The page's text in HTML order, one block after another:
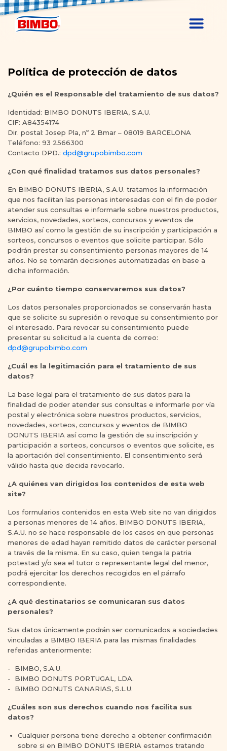
Política de protección de datos
¿Quién es el Responsable del tratamiento de sus datos?
Identidad: BIMBO DONUTS IBERIA, S.A.U.
CIF: A84354174
Dir. postal: Josep Pla, nº 2 Bmar – 08019 BARCELONA
Teléfono: 93 2566300
Contacto DPD.: dpd@grupobimbo.com
¿Con qué finalidad tratamos sus datos personales?
En BIMBO DONUTS IBERIA, S.A.U. tratamos la información
que nos facilitan las personas interesadas con el fin de poder
atender sus consultas e informarle sobre nuestros productos,
servicios, novedades, sorteos, concursos y eventos de
BIMBO así como la gestión de su inscripción y participación a
sorteos, concursos o eventos que solicite participar. Sólo
podrán prestar su consentimiento personas mayores de 14
años. No se tomarán decisiones automatizadas en base a
dicha información.
¿Por cuánto tiempo conservaremos sus datos?
Los datos personales proporcionados se conservarán hasta
que se solicite su supresión o revoque su consentimiento por
el interesado. Para revocar su consentimiento puede
presentar su solicitud a la cuenta de correo:
dpd@grupobimbo.com
¿Cuál es la legitimación para el tratamiento de sus
datos?
La base legal para el tratamiento de sus datos para la
finalidad de poder atender sus consultas e informarle por vía
postal y electrónica sobre nuestros productos, servicios,
novedades, sorteos, concursos y eventos de BIMBO
DONUTS IBERIA así como la gestión de su inscripción y
participación a sorteos, concursos o eventos que solicite, es
la aportación del consentimiento. El consentimiento será
válido hasta que decida revocarlo.
¿A quiénes van dirigidos los contenidos de esta web
site?
Los formularios contenidos en esta Web site no van dirigidos
a personas menores de 14 años. BIMBO DONUTS IBERIA,
S.A.U. no se hace responsable de los casos en que personas
menores de edad hayan remitido datos de carácter personal
a través de la misma. En su caso, quien tenga la patria
potestad y/o sea el tutor o representante legal del menor,
podrá ejercitar los derechos recogidos en el párrafo
correspondiente.
¿A qué destinatarios se comunicaran sus datos
personales?
Sus datos únicamente podrán ser comunicados a sociedades
vinculadas a BIMBO IBERIA para las mismas finalidades
referidas anteriormente:
- BIMBO, S.A.U.
- BIMBO DONUTS PORTUGAL, LDA.
- BIMBO DONUTS CANARIAS, S.L.U.
¿Cuáles son sus derechos cuando nos facilita sus
datos?
Cualquier persona tiene derecho a obtener confirmación
sobre si en BIMBO DONUTS IBERIA estamos tratando